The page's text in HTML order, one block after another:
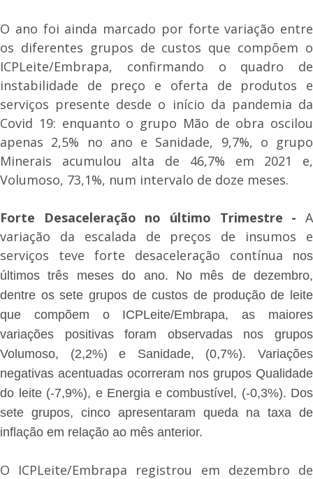
O ano foi ainda marcado por forte variação entre
os diferentes grupos de custos que compõem o
ICPLeite/Embrapa, confirmando o quadro de
instabilidade de preço e oferta de produtos e
serviços presente desde o início da pandemia da
Covid 19: enquanto o grupo Mão de obra oscilou
apenas 2,5% no ano e Sanidade, 9,7%, o grupo
Minerais acumulou alta de 46,7% em 2021 e,
Volumoso, 73,1%, num intervalo de doze meses.
Forte Desaceleração no último Trimestre - A
variação da escalada de preços de insumos e
serviços teve forte desaceleração contínua
nos
últimos três meses do ano. No mês de dezembro,
dentre os sete grupos de custos de produção de leite
que compõem o ICPLeite/Embrapa, as maiores
variações positivas foram observadas nos grupos
Volumoso, (2,2%) e Sanidade, (0,7%). Variações
negativas acentuadas ocorreram nos grupos Qualidade
do leite (-7,9%), e Energia e combustível, (-0,3%). Dos
sete grupos, cinco apresentaram queda na taxa de
inflação em relação ao mês anterior.
O ICPLeite/Embrapa registrou em dezembro de